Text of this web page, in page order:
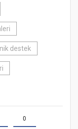
destek
0